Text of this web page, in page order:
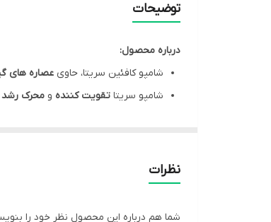
توضیحات
درباره محصول:
شامپو کافئین سریتا، حاوی عصاره های
شامپو سریتا تقویت کننده و محرک رشد
افزایش گردش خونرسانی
دارای ویتامین های
نظرات
شما هم درباره این محصول نظر خود را